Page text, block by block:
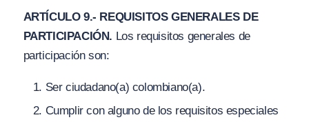
ARTÍCULO 9.- REQUISITOS GENERALES DE
PARTICIPACIÓN. Los requisitos generales de
participación son:
Ser ciudadano(a) colombiano(a).
Cumplir con alguno de los requisitos especiales